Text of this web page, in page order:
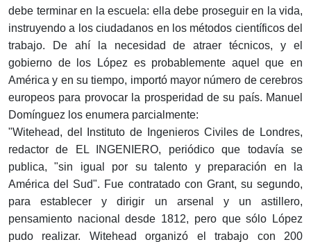
debe terminar en la escuela: ella debe proseguir en la vida,
instruyendo a los ciudadanos en los métodos científicos del
trabajo. De ahí la necesidad de atraer técnicos, y el
gobierno de los López es probablemente aquel que en
América y en su tiempo, importó mayor número de cerebros
europeos para provocar la prosperidad de su país. Manuel
Domínguez los enumera parcialmente:
"Witehead, del Instituto de Ingenieros Civiles de Londres,
redactor de EL INGENIERO, periódico que todavía se
publica, "sin igual por su talento y preparación en la
América del Sud". Fue contratado con Grant, su segundo,
para establecer y dirigir un arsenal y un astillero,
pensamiento nacional desde 1812, pero que sólo López
pudo realizar. Witehead organizó el trabajo con 200